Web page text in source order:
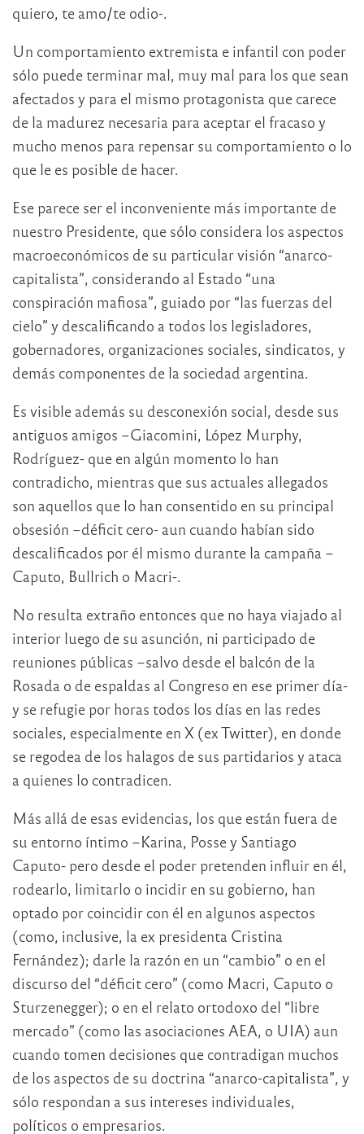
quiero, te amo/te odio-.
Un comportamiento extremista e infantil con poder
sólo puede terminar mal, muy mal para los que sean
afectados y para el mismo protagonista que carece
de la madurez necesaria para aceptar el fracaso y
mucho menos para repensar su comportamiento o lo
que le es posible de hacer.
Ese parece ser el inconveniente más importante de
nuestro Presidente, que sólo considera los aspectos
macroeconómicos de su particular visión “anarco-
capitalista”, considerando al Estado “una
conspiración mafiosa”, guiado por “las fuerzas del
cielo” y descalificando a todos los legisladores,
gobernadores, organizaciones sociales, sindicatos, y
demás componentes de la sociedad argentina.
Es visible además su desconexión social, desde sus
antiguos amigos –Giacomini, López Murphy,
Rodríguez- que en algún momento lo han
contradicho, mientras que sus actuales allegados
son aquellos que lo han consentido en su principal
obsesión –déficit cero- aun cuando habían sido
descalificados por él mismo durante la campaña –
Caputo, Bullrich o Macri-.
No resulta extraño entonces que no haya viajado al
interior luego de su asunción, ni participado de
reuniones públicas –salvo desde el balcón de la
Rosada o de espaldas al Congreso en ese primer día-
y se refugie por horas todos los días en las redes
sociales, especialmente en X (ex Twitter), en donde
se regodea de los halagos de sus partidarios y ataca
a quienes lo contradicen.
Más allá de esas evidencias, los que están fuera de
su entorno íntimo –Karina, Posse y Santiago
Caputo- pero desde el poder pretenden influir en él,
rodearlo, limitarlo o incidir en su gobierno, han
optado por coincidir con él en algunos aspectos
(como, inclusive, la ex presidenta Cristina
Fernández); darle la razón en un “cambio” o en el
discurso del “déficit cero” (como Macri, Caputo o
Sturzenegger); o en el relato ortodoxo del “libre
mercado” (como las asociaciones AEA, o UIA) aun
cuando tomen decisiones que contradigan muchos
de los aspectos de su doctrina “anarco-capitalista”, y
sólo respondan a sus intereses individuales,
políticos o empresarios.